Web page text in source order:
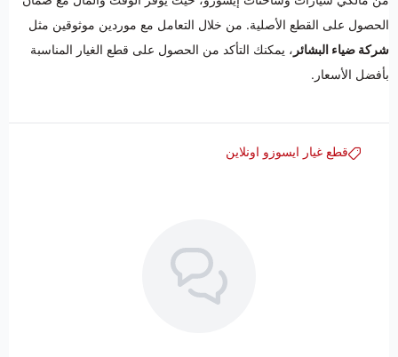
الحصول على القطع الأصلية. من خلال التعامل مع موردين موثوقين مثل
شركة ضياء البشائر ، يمكنك التأكد من الحصول على قطع الغيار المناسبة
بأفضل الأسعار.
قطع غيار ايسوزو اونلاين